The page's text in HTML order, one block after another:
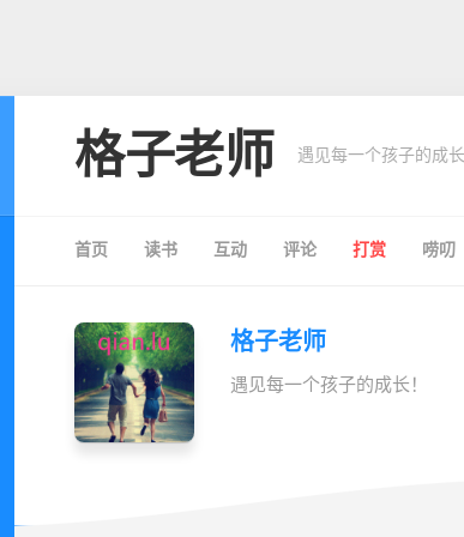
格子老师 遇见每一个孩子的成长
首页 读书 互动 评论 打赏 唠叨
格子老师
遇见每一个孩子的成长！